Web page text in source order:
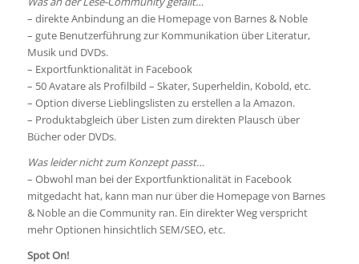
– direkte Anbindung an die Homepage von Barnes & Noble
– gute Benutzerführung zur Kommunikation über Literatur,
Musik und DVDs.
– Exportfunktionalität in Facebook
– 50 Avatare als Profilbild – Skater, Superheldin, Kobold, etc.
– Option diverse Lieblingslisten zu erstellen a la Amazon.
– Produktabgleich über Listen zum direkten Plausch über
Bücher oder DVDs.
Was leider nicht zum Konzept passt…
– Obwohl man bei der Exportfunktionalität in Facebook
mitgedacht hat, kann man nur über die Homepage von Barnes
& Noble an die Community ran. Ein direkter Weg verspricht
mehr Optionen hinsichtlich SEM/SEO, etc.
Spot On!